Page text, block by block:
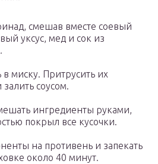
смешав вместе соевый
уксус, мед и сок из
миску. Притрусить их
соусом.
ингредиенты руками,
покрыл все кусочки.
на противень и запекать
около 40 минут.